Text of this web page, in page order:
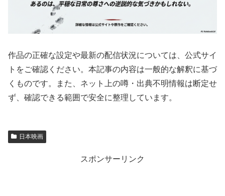
作品の正確な設定や最新の配信状況については、公式サイ
トをご確認ください。本記事の内容は一般的な解釈に基づ
くものです。また、ネット上の噂・出典不明情報は断定せ
ず、確認できる範囲で安全に整理しています。
日本映画
スポンサーリンク